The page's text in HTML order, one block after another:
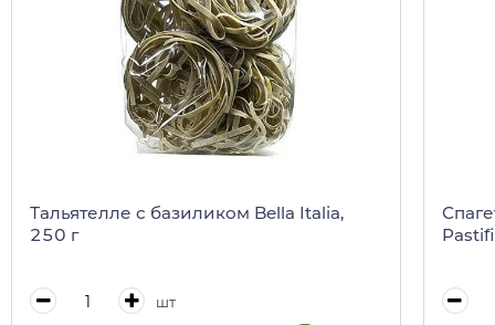
Тальятелле с базиликом Bella Italia,
250 г
шт